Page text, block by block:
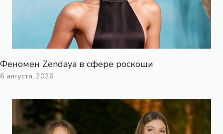
Феномен Zendaya в сфере роскоши
6 августа, 2026